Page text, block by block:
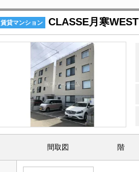
賃貸マンション CLASSE月寒WEST
間取図 階